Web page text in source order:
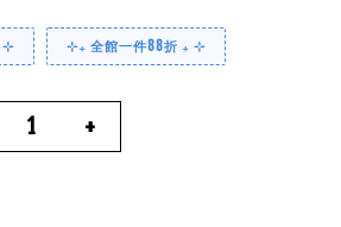
⊹ ⊹₊ 全館一件88折 ₊ ⊹
+